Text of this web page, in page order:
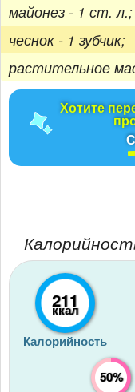
майонез - 1 ст. л.;
чеснок - 1 зубчик;
растительное
Хотите
211
ккал
Калорийность
50%